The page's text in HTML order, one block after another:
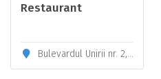
Restaurant
Bulevardul Unirii nr. 2, București 040104, România